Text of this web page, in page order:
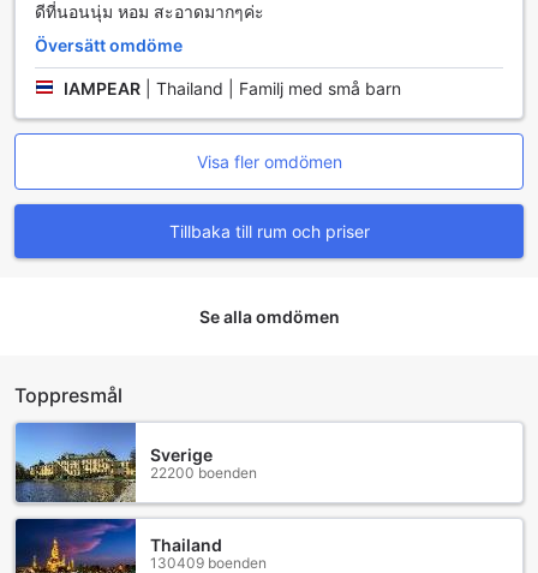
ดีที่นอนนุ่ม หอม สะอาดมากๆค่ะ
Översätt omdöme
IAMPEAR Thailand | Familj med små barn
Visa fler omdömen
Tillbaka till rum och priser
Se alla omdömen
Toppresmål
Sverige
22200 boenden
Thailand
130409 boenden